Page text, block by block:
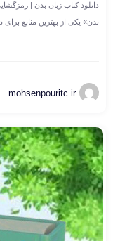
دانلود کتاب زبان بدن |
بدن» یکی از بهترین منابع برای
mohsenpouritc.ir